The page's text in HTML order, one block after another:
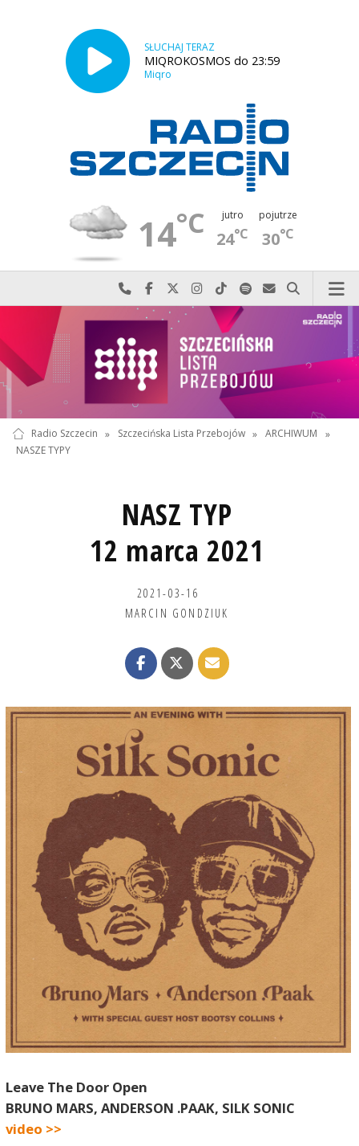
SŁUCHAJ TERAZ
MIQROKOSMOS do 23:59
Miqro
14°C jutro
24°C
pojutrze
30°C
Najlepiej po prostu do nas zadzwoń
Odwiedź nas na Facebook-u
Odwiedź nas na X
Odwiedź nas na Instagram-ie
Odwiedź nas na TikTok-u
Szukaj nas na Spotify
Wyślij do nas
Szukaj
Radio Szczecin » Szczecińska Lista Przebojów » ARCHIWUM
»
NASZE TYPY
NASZ TYP
12 marca 2021
2021-03-16
MARCIN GONDZIUK
Leave The Door Open
BRUNO MARS, ANDERSON .PAAK, SILK SONIC
video >>